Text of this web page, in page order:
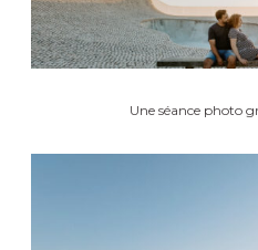
Une séance photo